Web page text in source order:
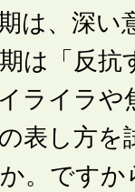
は、深い
は「反抗
ライラや
表し方を
。ですか